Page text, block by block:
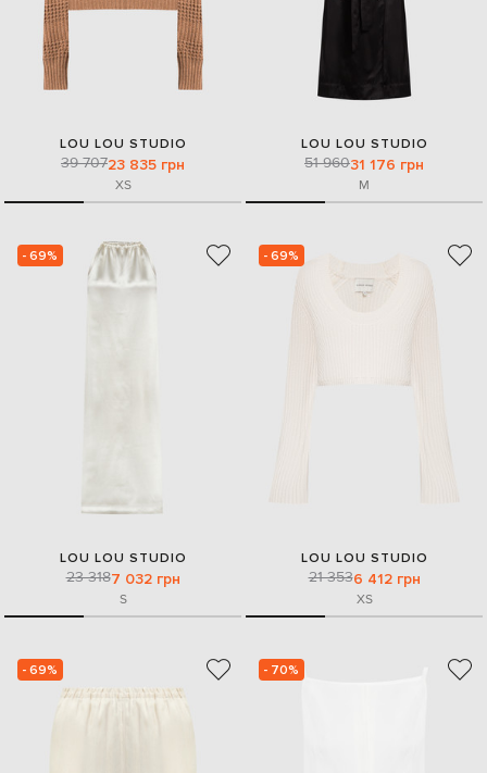
LOU LOU STUDIO
39 70723 835 грн
XS
LOU LOU STUDIO
51 96031 176 грн
M
- 69%
LOU LOU STUDIO
23 3187 032 грн
S
- 69%
LOU LOU STUDIO
21 3536 412 грн
XS
- 69% - 70%